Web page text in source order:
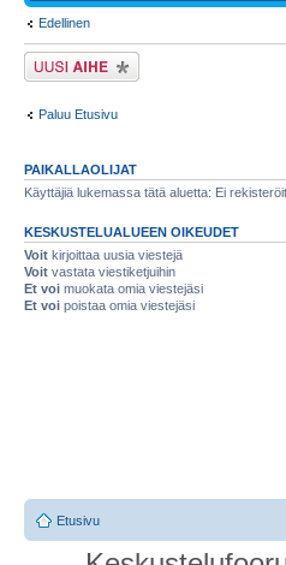
Edellinen
Lähetä uusi viesti
Paluu Etusivu
PAIKALLAOLIJAT
Käyttäjiä lukemassa tätä aluetta: Ei
KESKUSTELUALUEEN OIKEUDET
Voit kirjoittaa uusia viestejä
Voit vastata viestiketjuihin
Et voi muokata omia viestejäsi
Et voi poistaa omia viestejäsi
Etusivu